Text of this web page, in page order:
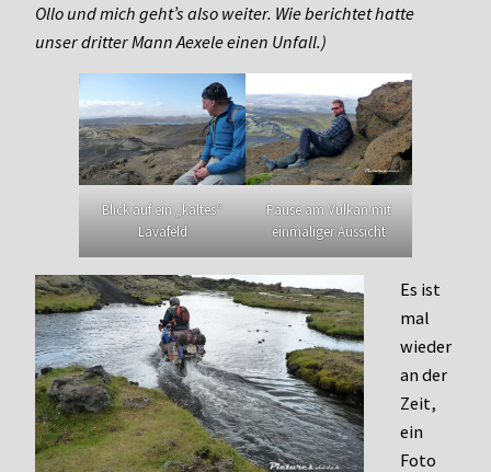
Ollo und mich geht’s also weiter. Wie berichtet hatte
unser dritter Mann Aexele einen Unfall.)
Blick auf ein „kaltes“
Lavafeld
Pause am Vulkan mit
einmaliger Aussicht
Es ist
mal
wieder
an der
Zeit,
ein
Foto